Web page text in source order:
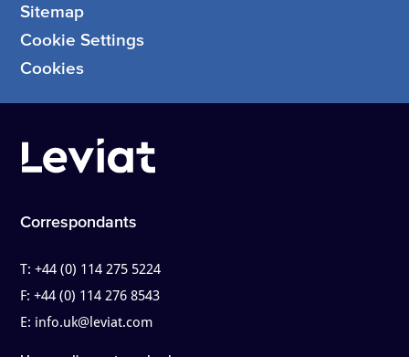
Sitemap
Cookie Settings
Cookies
Correspondants
T:+44 (0) 114 275 5224
F:+44 (0) 114 276 8543
E: info.uk@leviat.com